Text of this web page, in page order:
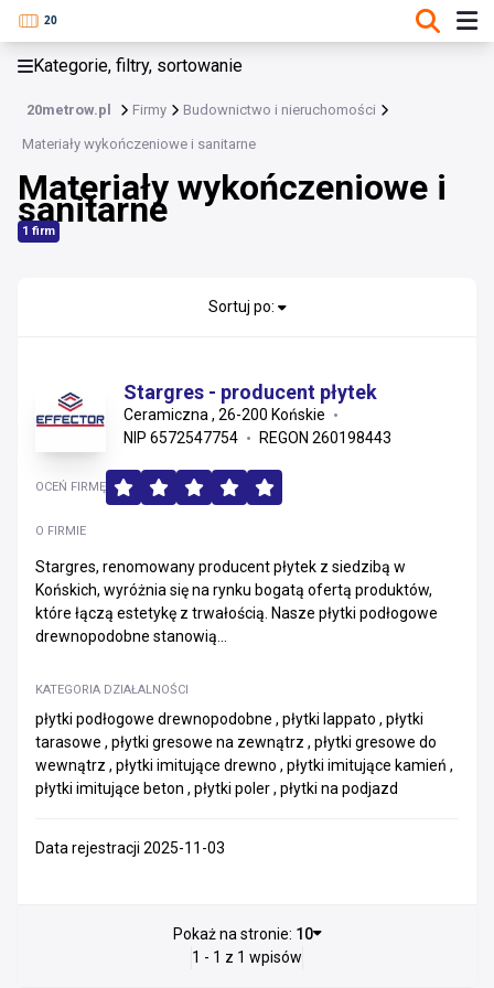
Kategorie, filtry, sortowanie
20metrow.pl Firmy Budownictwo i nieruchomości
Materiały wykończeniowe i sanitarne
Materiały wykończeniowe i
sanitarne
1 firm
Budownictwo i nieruchomości
Materiały konstrukcyjne i instalacyjne
Usługi wykonawcze i remonty
Instalacje
Sortuj po:
Stargres - producent płytek
Ceramiczna , 26-200 Końskie
NIP 6572547754
REGON 260198443
O FIRMIE
Stargres, renomowany producent płytek z siedzibą w
Końskich, wyróżnia się na rynku bogatą ofertą produktów,
które łączą estetykę z trwałością. Nasze płytki podłogowe
drewnopodobne stanowią...
KATEGORIA DZIAŁALNOŚCI
płytki podłogowe drewnopodobne , płytki lappato , płytki
tarasowe , płytki gresowe na zewnątrz , płytki gresowe do
wewnątrz , płytki imitujące drewno , płytki imitujące kamień ,
płytki imitujące beton , płytki poler , płytki na podjazd
OCEŃ FIRMĘ
Data rejestracji 2025-11-03
Pokaż na stronie: 10
1 - 1 z 1 wpisów